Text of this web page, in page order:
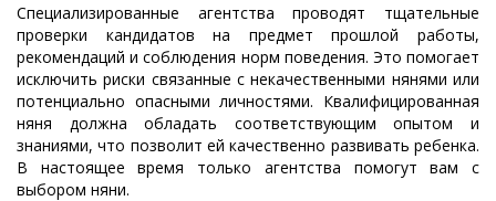
Специализированные агентства проводят тщательные
проверки кандидатов на предмет прошлой работы,
рекомендаций и соблюдения норм поведения. Это помогает
исключить риски связанные с некачественными нянями или
потенциально опасными личностями. Квалифицированная
няня должна обладать соответствующим опытом и
знаниями, что позволит ей качественно развивать ребенка.
В настоящее время только агентства помогут вам с
выбором няни.